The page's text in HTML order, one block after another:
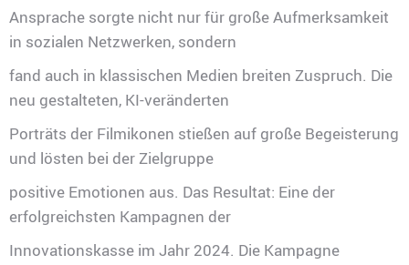
Ansprache sorgte nicht nur für große Aufmerksamkeit
in sozialen Netzwerken, sondern
fand auch in klassischen Medien breiten Zuspruch. Die
neu gestalteten, KI-veränderten
Porträts der Filmikonen stießen auf große Begeisterung
und lösten bei der Zielgruppe
positive Emotionen aus. Das Resultat: Eine der
erfolgreichsten Kampagnen der
Innovationskasse im Jahr 2024. Die Kampagne